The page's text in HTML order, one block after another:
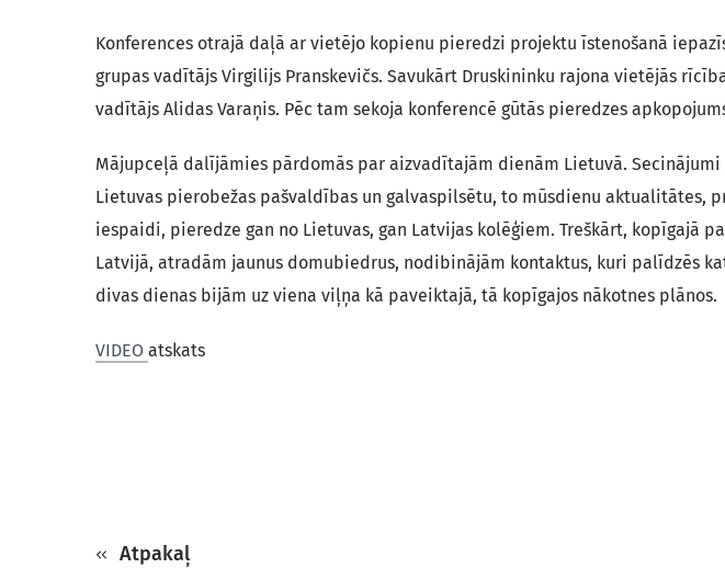
Konferences otrajā daļā ar vietējo kopienu pieredzi projektu īstenošanā
grupas vadītājs Virgilijs Pranskevičs. Savukārt Druskininku rajona vietējās
vadītājs Alidas Varaņis. Pēc tam sekoja konferencē gūtās pieredzes
Mājupceļā dalījāmies pārdomās par aizvadītajām dienām Lietuvā.
Lietuvas pierobežas pašvaldības un galvaspilsētu, to mūsdienu aktualitātes,
iespaidi, pieredze gan no Lietuvas, gan Latvijas kolēģiem. Treškārt, kopīgajā
Latvijā, atradām jaunus domubiedrus, nodibinājām kontaktus, kuri palīdzēs
divas dienas bijām uz viena viļņa kā paveiktajā, tā kopīgajos nākotnes plānos.
VIDEO atskats
Atpakaļ